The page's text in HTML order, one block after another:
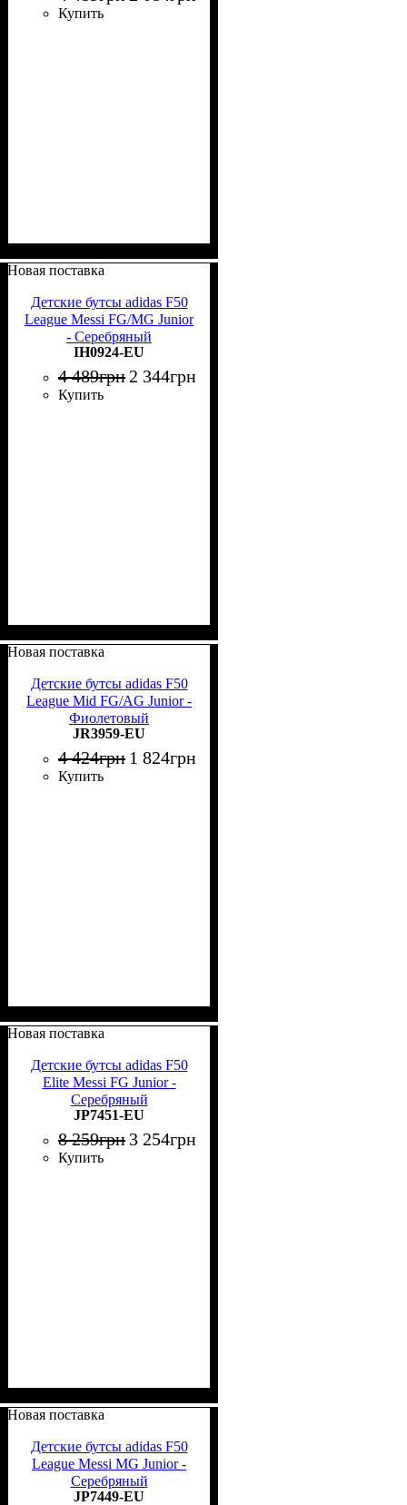
Купить
Новая поставка
Детские бутсы adidas F50
League Messi FG/MG Junior
- Серебряный
IH0924-EU
4 489грн 2 344грн
Купить
Новая поставка
Детские бутсы adidas F50
League Mid FG/AG Junior -
Фиолетовый
JR3959-EU
4 424грн 1 824грн
Купить
Новая поставка
Детские бутсы adidas F50
Elite Messi FG Junior -
Серебряный
JP7451-EU
8 259грн 3 254грн
Купить
Новая поставка
Детские бутсы adidas F50
League Messi MG Junior -
Серебряный
JP7449-EU